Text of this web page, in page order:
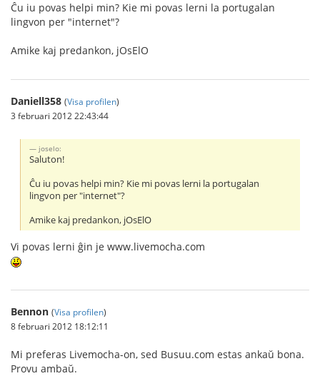
Ĉu iu povas helpi min? Kie mi povas lerni la portugalan
lingvon per "internet"?
Amike kaj predankon, jOsElO
Daniell358 (Visa profilen)
3 februari 2012 22:43:44
joselo:
Saluton!
Ĉu iu povas helpi min? Kie mi povas lerni la portugalan
lingvon per "internet"?
Amike kaj predankon, jOsElO
Vi povas lerni ĝin je www.livemocha.com
Bennon (Visa profilen)
8 februari 2012 18:12:11
Mi preferas Livemocha-on, sed Busuu.com estas ankaŭ bona.
Provu ambaŭ.